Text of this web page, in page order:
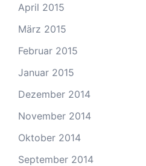
April 2015
März 2015
Februar 2015
Januar 2015
Dezember 2014
November 2014
Oktober 2014
September 2014